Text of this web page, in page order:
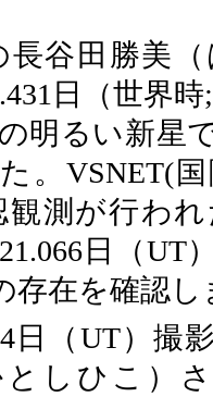
長谷田勝美
日（世界
明るい新星
。VSNET(
観測が行わ
日（UT
存在を確認し
日（UT）撮
しひこ）